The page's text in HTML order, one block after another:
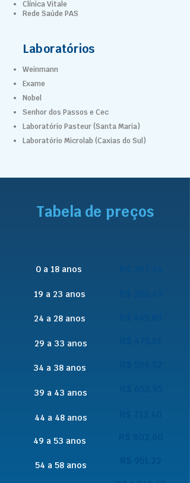
Clínica Vitale
Rede Saúde PAS
Laboratórios
Weinmann
Exame
Nobel
Senhor dos Passos e Cec
Laboratório Pasteur (Santa Maria)
Laboratório Microlab (Caxias do Sul)
Tabela de preços
0 a 18 anos
19 a 23 anos
24 a 28 anos
29 a 33 anos
34 a 38 anos
39 a 43 anos
44 a 48 anos
49 a 53 anos
54 a 58 anos